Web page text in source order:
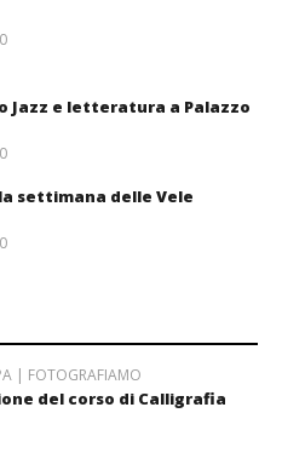
0
Jazz e letteratura a Palazzo
0
settimana delle Vele
0
| FOTOGRAFIAMO
del corso di Calligrafia